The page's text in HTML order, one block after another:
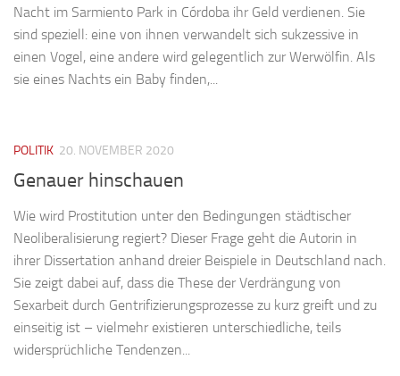
Nacht im Sarmiento Park in Córdoba ihr Geld verdienen. Sie
sind speziell: eine von ihnen verwandelt sich sukzessive in
einen Vogel, eine andere wird gelegentlich zur Werwölfin. Als
sie eines Nachts ein Baby finden,...
POLITIK 20. NOVEMBER 2020
Genauer hinschauen
Wie wird Prostitution unter den Bedingungen städtischer
Neoliberalisierung regiert? Dieser Frage geht die Autorin in
ihrer Dissertation anhand dreier Beispiele in Deutschland nach.
Sie zeigt dabei auf, dass die These der Verdrängung von
Sexarbeit durch Gentrifizierungsprozesse zu kurz greift und zu
einseitig ist – vielmehr existieren unterschiedliche, teils
widersprüchliche Tendenzen...